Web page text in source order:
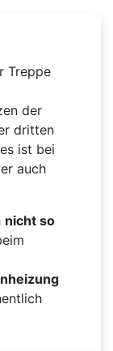
Treppe
der
dritten
ist bei
auch
nicht so